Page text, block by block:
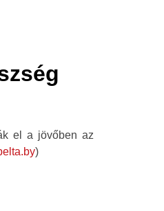
el a jövőben az
)